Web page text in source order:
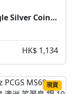
2020 1 oz Germania Germania Eagle Silver Coin (2020 日耳曼尼亞 日耳曼尼亞鷹 銀 1 盎司)
HK$ 1,134
現貨